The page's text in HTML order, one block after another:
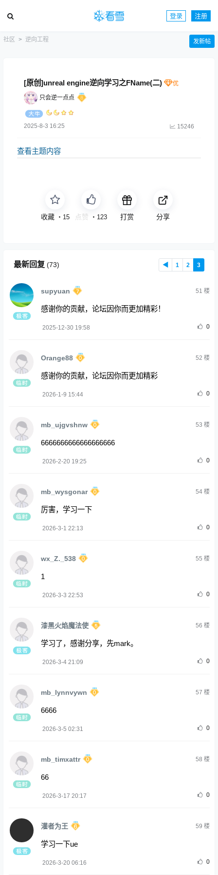
登录 注册
社区 逆向工程 发新帖
[原创]unreal engine逆向学习之FName(二)
只会逆一点点
2025-8-3 16:25 15246
查看主题内容
收藏 ・ 15 免费 ・ 123 打赏 分享
最新回复 (73) ◀ 1 2 3
supyuan 51 楼
感谢你的贡献，论坛因你而更加精彩！
2025-12-30 19:58 0
Orange88 52 楼
感谢你的贡献，论坛因你而更加精彩
2026-1-9 15:44 0
mb_ujgvshnw 53 楼
6666666666666666666
2026-2-20 19:25 0
mb_wysgonar 54楼
厉害，学习一下
2026-3-1 22:13 0
wx_Z._538 55 楼
1
2026-3-3 22:53 0
漆黑火焰魔法使 56 楼
学习了，感谢分享，先mark。
2026-3-4 21:09 0
mb_lynnvywn 57 楼
6666
2026-3-5 02:31 0
mb_timxattr 58 楼
66
2026-3-17 20:17 0
灌者为王 59 楼
学习一下ue
2026-3-20 06:16 0